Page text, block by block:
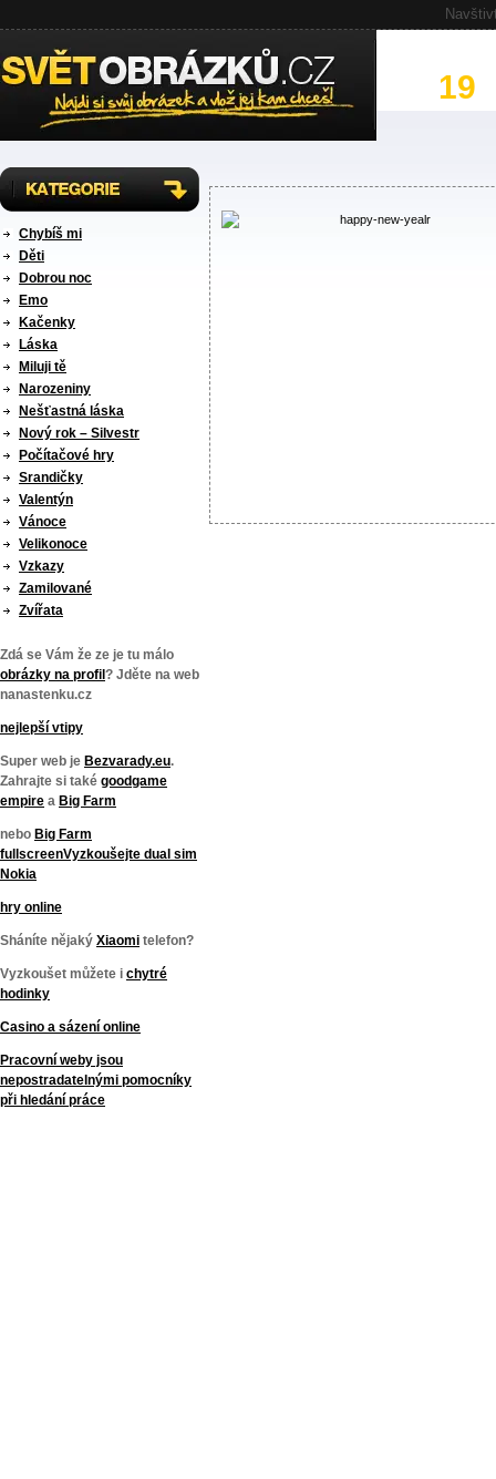
19
Chybíš mi
Děti
Dobrou noc
Emo
Kačenky
Láska
Miluji tě
Narozeniny
Nešťastná láska
Nový rok – Silvestr
Počítačové hry
Srandičky
Valentýn
Vánoce
Velikonoce
Vzkazy
Zamilované
Zvířata
Zdá se Vám že ze je tu málo
obrázky na profil ? Jděte na web
nanastenku.cz
nejlepší vtipy
Super web je Bezvarady.eu.
Zahrajte si také goodgame
empire a Big Farm
nebo Big Farm
fullscreenVyzkoušejte dual sim
Nokia
hry online
Sháníte nějaký Xiaomi telefon?
Vyzkoušet můžete i chytré
hodinky
Casino a sázení online
Pracovní weby jsou
nepostradatelnými pomocníky
při hledání práce